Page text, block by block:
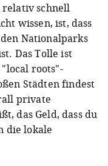
relativ schnell
wissen, ist, dass
Nationalparks
Das Tolle ist
roots"-
Städten findest
private
das Geld, dass du
die lokale